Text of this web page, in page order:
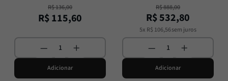
R$136,00
R$115,60
Adicionar
R$888,00
R$532,80
5x R$ 106,56sem juros
Adicionar